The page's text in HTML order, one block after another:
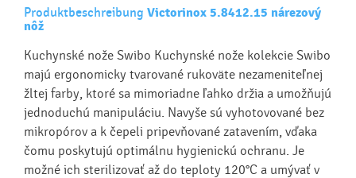
Produktbeschreibung Victorinox 5.8412.15 nárezový
nôž
Kuchynské nože Swibo Kuchynské nože kolekcie Swibo
majú ergonomicky tvarované rukoväte nezameniteľnej
žltej farby, ktoré sa mimoriadne ľahko držia a umožňujú
jednoduchú manipuláciu. Navyše sú vyhotovované bez
mikropórov a k čepeli pripevňované zatavením, vďaka
čomu poskytujú optimálnu hygienickú ochranu. Je
možné ich sterilizovať až do teploty 120°C a umývať v